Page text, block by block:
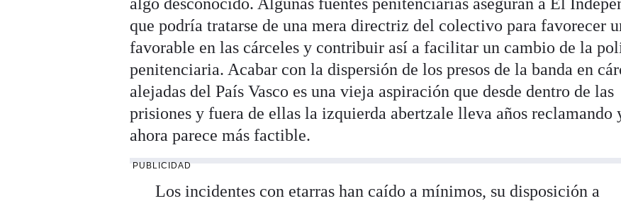
que podría tratarse de una mera directriz del colectivo para favorecer
favorable en las cárceles y contribuir así a facilitar un cambio de la
penitenciaria. Acabar con la dispersión de los presos de la banda en
alejadas del País Vasco es una vieja aspiración que desde dentro de las
prisiones y fuera de ellas la izquierda abertzale lleva años reclamando
ahora parece más factible.
PUBLICIDAD
Los incidentes con etarras han caído a mínimos, su disposición a